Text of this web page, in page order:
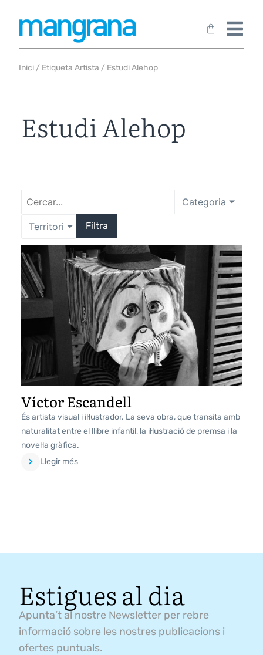
Inici / Etiqueta Artista / Estudi Alehop
Estudi Alehop
Categoria
Territori Filtra
Víctor Escandell
És artista visual i il·lustrador. La seva obra, que transita amb
naturalitat entre el llibre infantil, la il·lustració de premsa i la
novel·la gràfica.
Llegir més
Estigues al dia
Apunta’t al nostre Newsletter per rebre
informació sobre les nostres publicacions i
ofertes puntuals.